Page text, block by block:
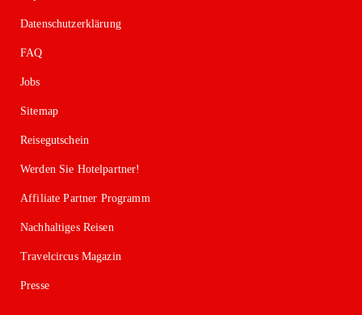
Datenschutzerklärung
FAQ
Jobs
Sitemap
Reisegutschein
Werden Sie Hotelpartner!
Affiliate Partner Programm
Nachhaltiges Reisen
Travelcircus Magazin
Presse